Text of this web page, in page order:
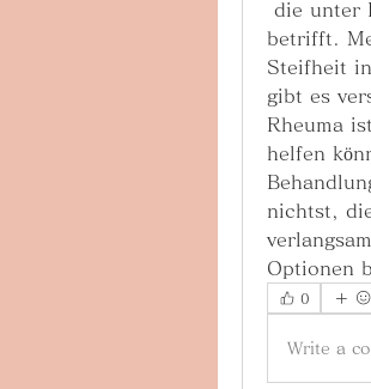
betrifft.
Steifheit
gibt es
Rheuma
helfen
nichtst,
Optionen
0
Write a